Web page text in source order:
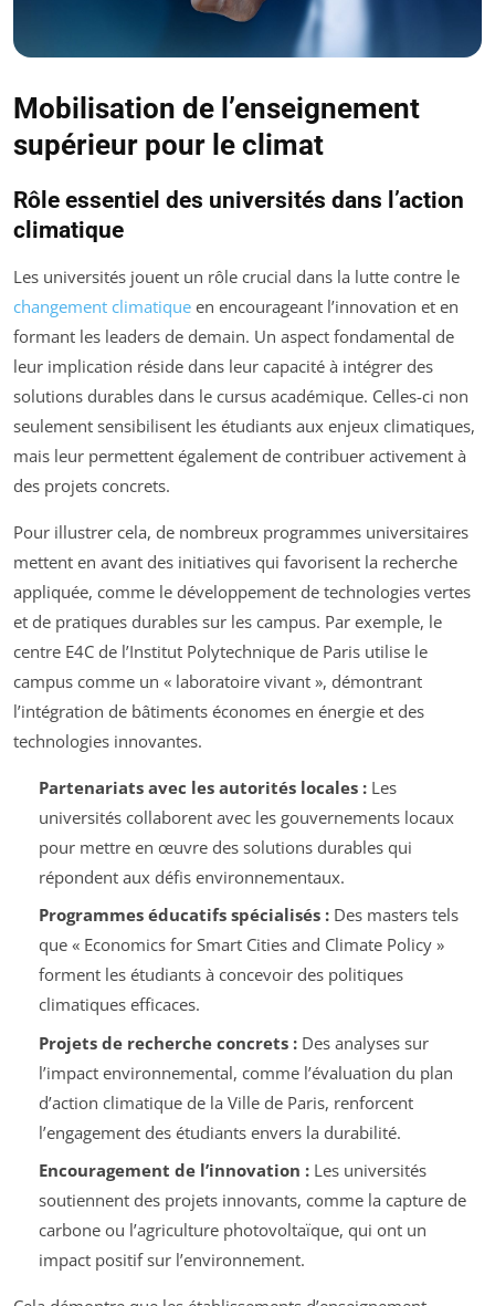
Mobilisation de l’enseignement
supérieur pour le climat
Rôle essentiel des universités dans l’action
climatique
Les universités jouent un rôle crucial dans la lutte contre le
changement climatique en encourageant l’innovation et en
formant les leaders de demain. Un aspect fondamental de
leur implication réside dans leur capacité à intégrer des
solutions durables dans le cursus académique. Celles-ci non
seulement sensibilisent les étudiants aux enjeux climatiques,
mais leur permettent également de contribuer activement à
des projets concrets.
Pour illustrer cela, de nombreux programmes universitaires
mettent en avant des initiatives qui favorisent la recherche
appliquée, comme le développement de technologies vertes
et de pratiques durables sur les campus. Par exemple, le
centre E4C de l’Institut Polytechnique de Paris utilise le
campus comme un « laboratoire vivant », démontrant
l’intégration de bâtiments économes en énergie et des
technologies innovantes.
Partenariats avec les autorités locales :Les
universités collaborent avec les gouvernements locaux
pour mettre en œuvre des solutions durables qui
répondent aux défis environnementaux.
Programmes éducatifs spécialisés :Des masters tels
que « Economics for Smart Cities and Climate Policy »
forment les étudiants à concevoir des politiques
climatiques efficaces.
Projets de recherche concrets :Des analyses sur
l’impact environnemental, comme l’évaluation du plan
d’action climatique de la Ville de Paris, renforcent
l’engagement des étudiants envers la durabilité.
Encouragement de l’innovation :Les universités
soutiennent des projets innovants, comme la capture de
carbone ou l’agriculture photovoltaïque, qui ont un
impact positif sur l’environnement.